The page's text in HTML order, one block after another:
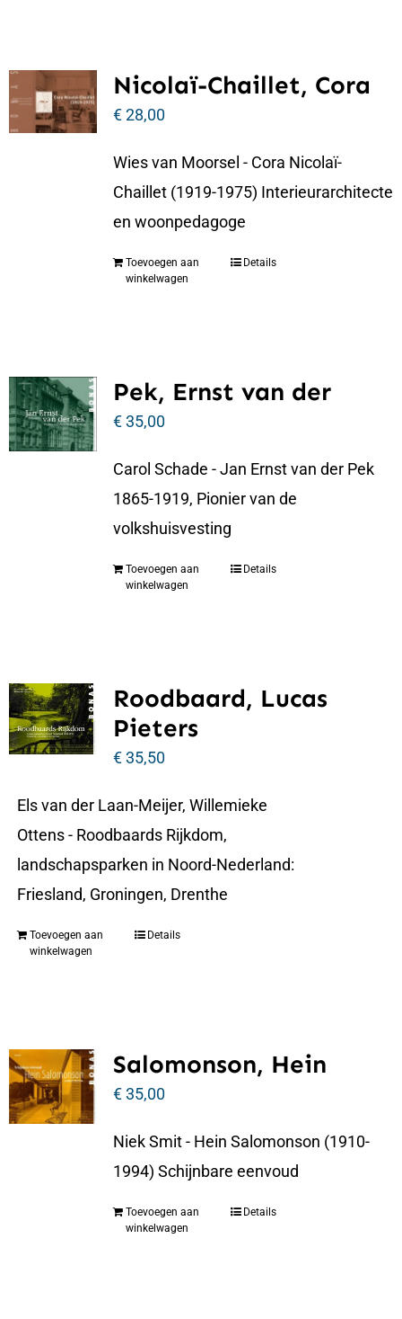
Nicolaï-Chaillet, Cora
€28,00
Wies van Moorsel - Cora Nicolaï-
Chaillet (1919-1975) Interieurarchitecte
en woonpedagoge
Toevoegen aan
winkelwagen
Details
Pek, Ernst van der
€35,00
Carol Schade - Jan Ernst van der Pek
1865-1919, Pionier van de
volkshuisvesting
Toevoegen aan
winkelwagen
Details
Roodbaard, Lucas
Pieters
€35,50
Els van der Laan-Meijer, Willemieke
Ottens - Roodbaards Rijkdom,
landschapsparken in Noord-Nederland:
Friesland, Groningen, Drenthe
Toevoegen aan
winkelwagen
Details
Salomonson, Hein
€35,00
Niek Smit - Hein Salomonson (1910-
1994) Schijnbare eenvoud
Toevoegen aan
winkelwagen
Details